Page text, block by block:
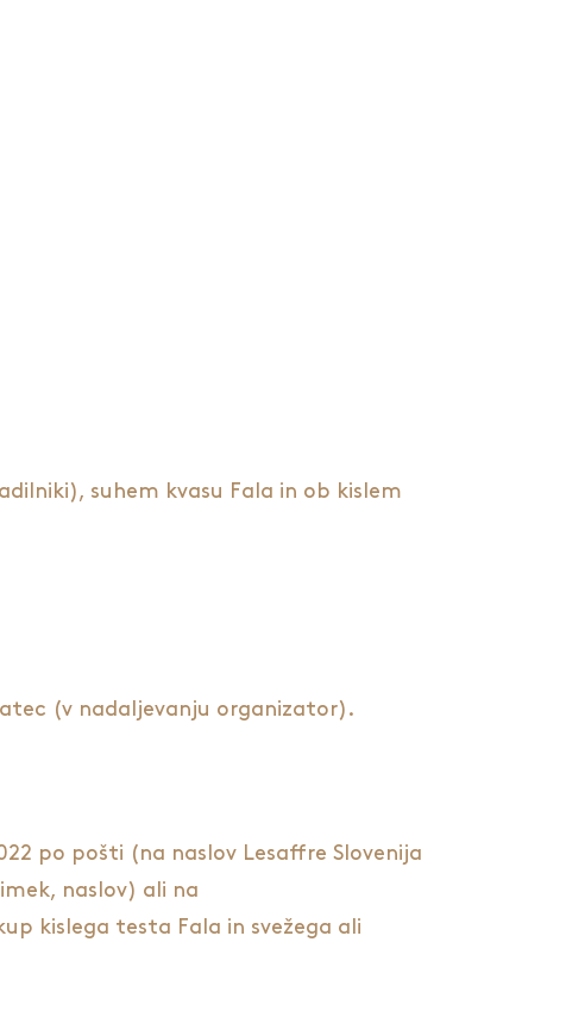
suhem kvasu Fala in ob kislem
(v nadaljevanju organizator).
po pošti (na naslov Lesaffre Slovenija
naslov) ali na
kislega testa Fala in svežega ali